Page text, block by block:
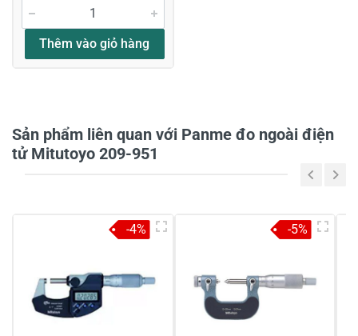
Đánh giá sao
Tiêu đề của nhận xét*
Viết nhận xét của bạn vào bên dưới
Thêm vào giỏ hàng
Sản phẩm liên quan với Panme đo ngoài điện
tử Mitutoyo 209-951
-4% -5%